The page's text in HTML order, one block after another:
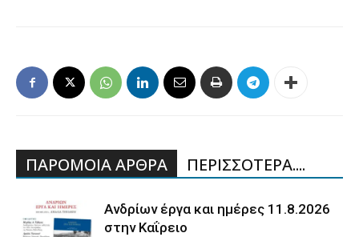
ΠΑΡΟΜΟΙΑ ΑΡΘΡΑ ΠΕΡΙΣΣΟΤΕΡΑ....
Ανδρίων έργα και ημέρες 11.8.2026
στην Καΐρειο